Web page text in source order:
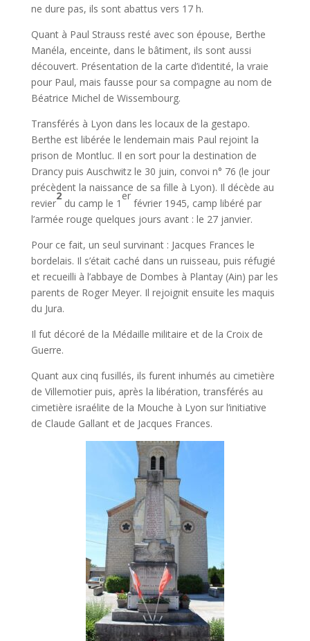
ne dure pas, ils sont abattus vers 17 h.
Quant à Paul Strauss resté avec son épouse, Berthe
Manéla, enceinte, dans le bâtiment, ils sont aussi
découvert. Présentation de la carte d’identité, la vraie
pour Paul, mais fausse pour sa compagne au nom de
Béatrice Michel de Wissembourg.
Transférés à Lyon dans les locaux de la gestapo.
Berthe est libérée le lendemain mais Paul rejoint la
prison de Montluc. Il en sort pour la destination de
Drancy puis Auschwitz le 30 juin, convoi n° 76 (le jour
précèdent la naissance de sa fille à Lyon). Il décède au
revier
2
du camp le 1
er
février 1945, camp libéré par
l’armée rouge quelques jours avant : le 27 janvier.
Pour ce fait, un seul survinant : Jacques Frances le
bordelais. Il s’était caché dans un ruisseau, puis réfugié
et recueilli à l’abbaye de Dombes à Plantay (Ain) par les
parents de Roger Meyer. Il rejoignit ensuite les maquis
du Jura.
Il fut décoré de la Médaille militaire et de la Croix de
Guerre.
Quant aux cinq fusillés, ils furent inhumés au cimetière
de Villemotier puis, après la libération, transférés au
cimetière israélite de la Mouche à Lyon sur l‘initiative
de Claude Gallant et de Jacques Frances.